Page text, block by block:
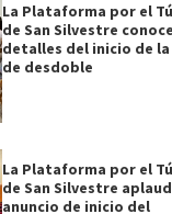
La Plataforma por el
de San Silvestre
detalles del inicio de
de desdoble
La Plataforma por el
de San Silvestre
anuncio de inicio del